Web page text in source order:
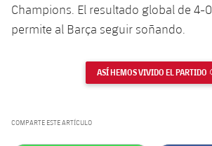
Champions. El resultado global de 4-
permite al Barça seguir soñando.
ASÍ HEMOS VIVIDO EL PARTIDO
COMPARTE ESTE ARTÍCULO